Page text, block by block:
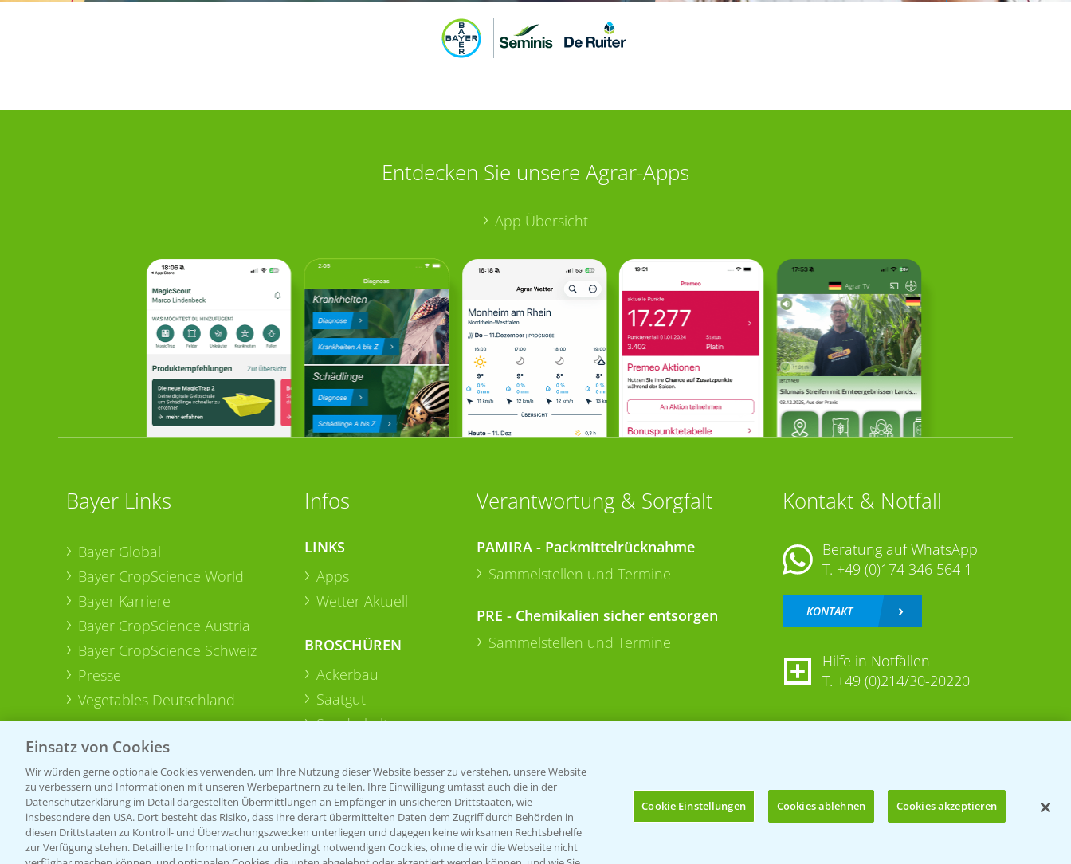
Entdecken Sie unsere Agrar-Apps
App Übersicht
Bayer Links
Bayer Global
Bayer CropScience World
Bayer Karriere
Bayer CropScience Austria
Bayer CropScience Schweiz
Presse
Vegetables Deutschland
Infos
LINKS
Apps
Wetter Aktuell
BROSCHÜREN
Ackerbau
Saatgut
Sonderkulturen
Verantwortung & Sorgfalt
PAMIRA - Packmittelrücknahme
Sammelstellen und Termine
PRE - Chemikalien sicher entsorgen
Sammelstellen und Termine
Kontakt & Notfall
Beratung auf WhatsApp
T. +49 (0)174 346 564 1
KONTAKT
Hilfe in Notfällen
T. +49 (0)214/30-20220
Einsatz von Cookies
Wir würden gerne optionale Cookies verwenden, um Ihre Nutzung dieser Website besser zu verstehen, unsere Website
zu verbessern und Informationen mit unseren Werbepartnern zu teilen. Ihre Einwilligung umfasst auch die in der
Datenschutzerklärung im Detail dargestellten Übermittlungen an Empfänger in unsicheren Drittstaaten, wie
insbesondere den USA. Dort besteht das Risiko, dass Ihre derart übermittelten Daten dem Zugriff durch Behörden in
diesen Drittstaaten zu Kontroll- und Überwachungszwecken unterliegen und dagegen keine wirksamen Rechtsbehelfe
zur Verfügung stehen. Detaillierte Informationen zu unbedingt notwendigen Cookies, ohne die wir die Webseite nicht
Cookie Einstellungen Cookies ablehnen Cookies akzeptieren